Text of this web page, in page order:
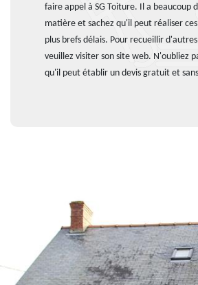
faire appel à SG Toiture. Il a beaucoup
matière et sachez qu'il peut réaliser
plus brefs délais. Pour recueillir
veuillez visiter son site web. N'oubliez
qu'il peut établir un devis gratuit et